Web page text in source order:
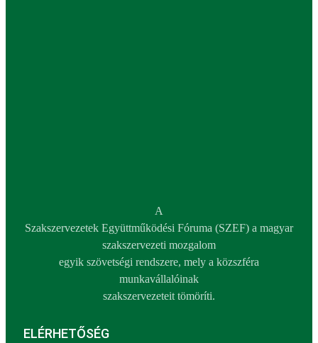
A
Szakszervezetek Együttműködési Fóruma (SZEF) a magyar
szakszervezeti mozgalom
egyik szövetségi rendszere, mely a közszféra
munkavállalóinak
szakszervezeteit tömöríti.
ELÉRHETŐSÉG